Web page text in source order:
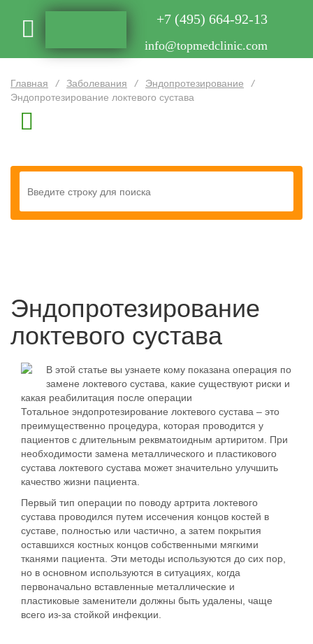
+7 (495) 664-92-13
info@topmedclinic.com
Главная / Заболевания / Эндопротезирование
/
Эндопротезирование локтевого сустава
Эндопротезирование
локтевого сустава
В этой статье вы узнаете кому показана операция по
замене локтевого сустава, какие существуют риски и
какая реабилитация после операции
Тотальное эндопротезирование локтевого сустава – это
преимущественно процедура, которая проводится у
пациентов с длительным реквматоидным артиритом. При
необходимости замена металлического и пластикового
сустава локтевого сустава может значительно улучшить
качество жизни пациента.
Первый тип операции по поводу артрита локтевого
сустава проводился путем иссечения концов костей в
суставе, полностью или частично, а затем покрытия
оставшихся костных концов собственными мягкими
тканями пациента. Эти методы используются до сих пор,
но в основном используются в ситуациях, когда
первоначально вставленные металлические и
пластиковые заменители должны быть удалены, чаще
всего из-за стойкой инфекции.